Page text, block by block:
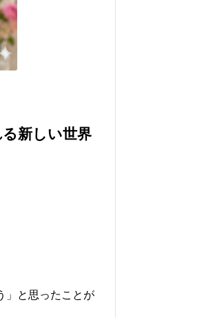
新しい世界
」と思ったことが